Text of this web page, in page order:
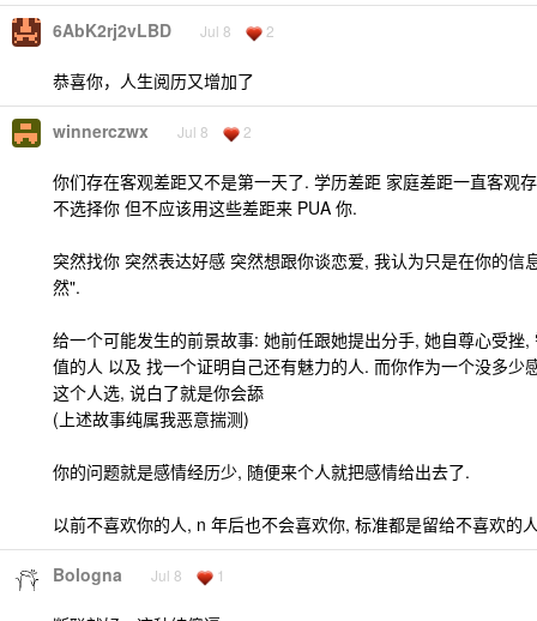
6AbK2rj2vLBD Jul 8 2
恭喜你，人生阅历又增加了
winnerczwx Jul 8 2
你们存在客观差距又不是第一天了. 学历差距 家庭差距一直客观
不选择你 但不应该用这些差距来 PUA 你.
突然找你 突然表达好感 突然想跟你谈恋爱, 我认为只是在你的信
然".
给一个可能发生的前景故事: 她前任跟她提出分手, 她自尊心受挫
值的人 以及 找一个证明自己还有魅力的人. 而你作为一个没多少
这个人选, 说白了就是你会舔
(上述故事纯属我恶意揣测)
你的问题就是感情经历少, 随便来个人就把感情给出去了.
以前不喜欢你的人, n 年后也不会喜欢你, 标准都是留给不喜欢的
Bologna Jul 8 1